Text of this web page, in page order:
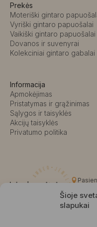
Šioje
slapukai
Prekės
Moteriški gintaro
Vyriški gintaro papuošalai
Vaikiški gintaro papuošalai
Dovanos ir suvenyrai
Kolekciniai gintaro gabalai
Informacija
Apmokėjimas
Pristatymas ir grąžinimas
Sąlygos ir taisyklės
Akcijų taisyklės
Privatumo politika